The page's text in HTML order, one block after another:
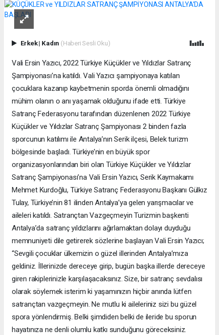
Erkek| Kadın (Haberi Sesli Oku)
Vali Ersin Yazıcı, 2022 Türkiye Küçükler ve Yıldızlar Satranç
Şampiyonası’na katıldı. Vali Yazıcı şampiyonaya katılan
çocuklara kazanıp kaybetmenin sporda önemli olmadığını
mühim olanın o anı yaşamak olduğunu ifade etti. Türkiye
Satranç Federasyonu tarafından düzenlenen 2022 Türkiye
Küçükler ve Yıldızlar Satranç Şampiyonası 2 binden fazla
sporcunun katılımı ile Antalya’nın Serik ilçesi, Belek turizm
bölgesinde başladı. Türkiye’nin en büyük spor
organizasyonlarından biri olan Türkiye Küçükler ve Yıldızlar
Satranç Şampiyonası’na Vali Ersin Yazıcı, Serik Kaymakamı
Mehmet Kurdoğlu, Türkiye Satranç Federasyonu Başkanı Gülkız
Tulay, Türkiye’nin 81 ilinden Antalya’ya gelen yarışmacılar ve
aileleri katıldı. Satrançtan Vazgeçmeyin Turizmin başkenti
Antalya’da satranç yıldızlarını ağırlamaktan dolayı duyduğu
memnuniyeti dile getirerek sözlerine başlayan Vali Ersin Yazıcı;
“Sevgili çocuklar ülkemizin o güzel illerinden Antalya’mıza
geldiniz. İllerinizde dereceye girip, bugün başka illerde dereceye
giren rakiplerinizle karşılaşacaksınız. Size, bir satranç sevdalısı
olarak söylemek isterim ki yaşamınızın hiçbir anında lütfen
satrançtan vazgeçmeyin. Ne mutlu ki aileleriniz sizi bu güzel
spora yönlendirmiş. Belki şimdiden belki de ileride bu sporun
hayatınıza ne denli olumlu katkı sunduğunu göreceksiniz.